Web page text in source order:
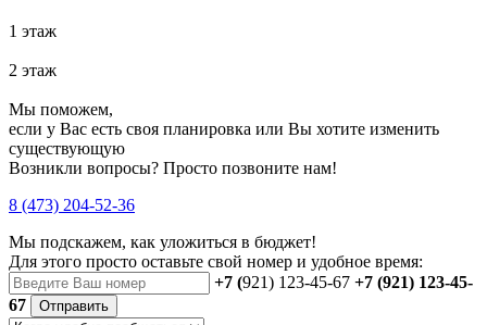
1 этаж
2 этаж
Мы поможем,
если у Вас есть своя планировка или Вы хотите изменить
существующую
Возникли вопросы? Просто позвоните нам!
8 (473) 204-52-36
Мы подскажем, как уложиться в бюджет!
Для этого просто оставьте свой номер и удобное время:
+7 (921) 123-45-67 +7 (921) 123-45-
67
Отправить